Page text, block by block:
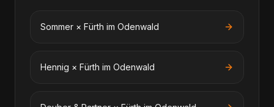
Sommer × Fürth im Odenwald
Hennig × Fürth im Odenwald